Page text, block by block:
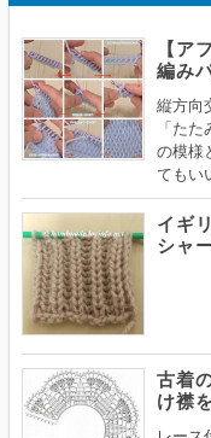
【ア
編み
縦方向
「た
の模様
てもい
イギ
シャ
古着
け襟